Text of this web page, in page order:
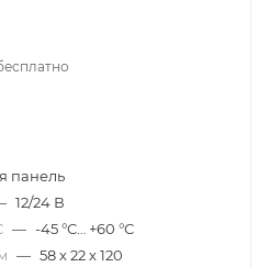
панель
12/24 В
— -45 °С… +60 °С
— 58 х 22 х 120